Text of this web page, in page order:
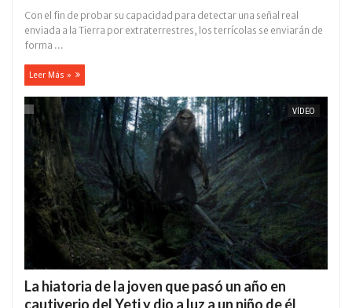
Con el fin de probar su capacidad para detectar una señal real
enviada a la Tierra por extraterrestres, los terrícolas se enviarán de
forma ...
Leer Más »
VÍDEO
La hiatoria de la joven que pasó un año en
cautiverio del Yeti y dio a luz a un niño de él